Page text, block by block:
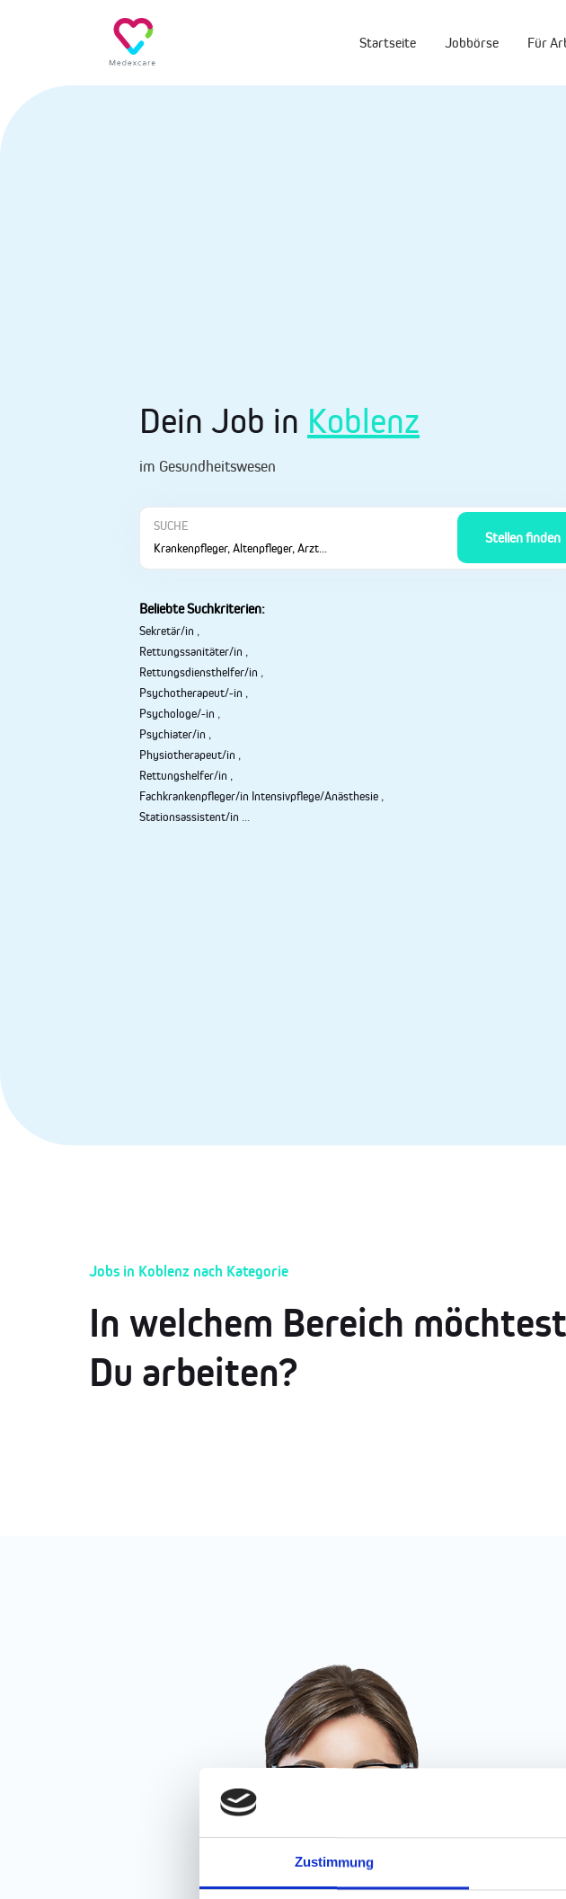
Zustimmung
Startseite Jobbörse Für
Dein Job in Koblenz
im Gesundheitswesen
SUCHE
Stellen finden
Beliebte Suchkriterien:
Sekretär/in ,
Rettungssanitäter/in ,
Rettungsdiensthelfer/in ,
Psychotherapeut/-in ,
Psychologe/-in ,
Psychiater/in ,
Physiotherapeut/in ,
Rettungshelfer/in ,
Fachkrankenpfleger/in Intensivpflege/Anästhesie ,
Stationsassistent/in
Jobs in Koblenz nach Kategorie
In welchem Bereich möchtest
Du arbeiten?